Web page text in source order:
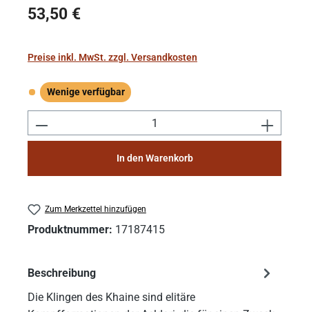
Regulärer Preis:
53,50 €
Preise inkl. MwSt. zzgl. Versandkosten
Wenige verfügbar
Wenige verfügbar
Produkt Anzahl: Gib den gewünschten
In den Warenkorb
Zum Merkzettel hinzufügen
Produktnummer: 17187415
Beschreibung
Die Klingen des Khaine sind elitäre